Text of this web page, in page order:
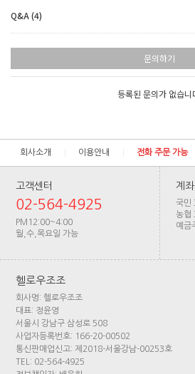
Q&A (4)
문의하기
등록된 문의가 없습니
회사소개 이용안내 전화 주문 가능
고객센터
02-564-4925
PM12:00~4:00
월,수,목요일 가능
계좌
국민
농협
예금
헬로우조조
회사명: 헬로우조조
대표: 정윤영
서울시 강남구 삼성로 508
사업자등록번호: 166-20-00502
통신판매업신고: 제2018-서울강남-00253호
TEL: 02-564-4925